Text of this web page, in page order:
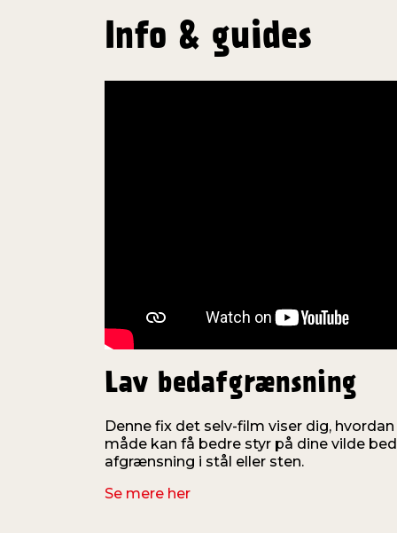
Info & guides
Lav bedafgrænsning
Denne fix det selv-film viser dig,
måde kan få bedre styr på dine vilde
afgrænsning i stål eller sten.
Se mere her